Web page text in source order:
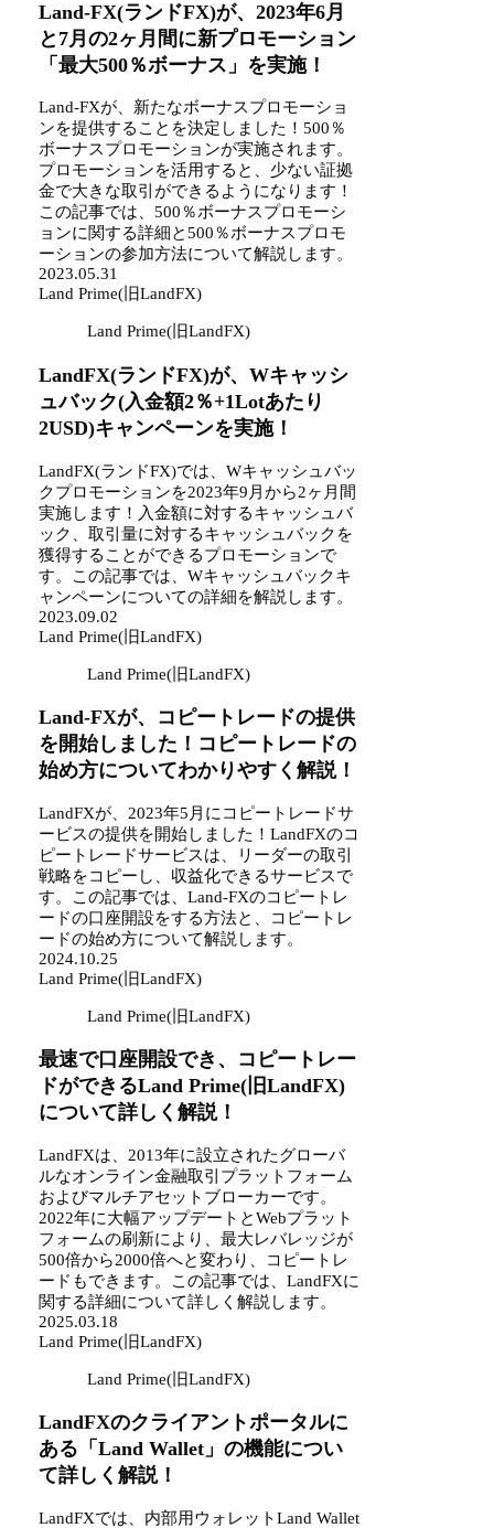
Land-FX(ランドFX)が、2023年6月
と7月の2ヶ月間に新プロモーション
「最大500％ボーナス」を実施！
Land-FXが、新たなボーナスプロモーショ
ンを提供することを決定しました！500％
ボーナスプロモーションが実施されます。
プロモーションを活用すると、少ない証拠
金で大きな取引ができるようになります！
この記事では、500％ボーナスプロモーシ
ョンに関する詳細と500％ボーナスプロモ
ーションの参加方法について解説します。
2023.05.31
Land Prime(旧LandFX)
Land Prime(旧LandFX)
LandFX(ランドFX)が、Wキャッシ
ュバック(入金額2％+1Lotあたり
2USD)キャンペーンを実施！
LandFX(ランドFX)では、Wキャッシュバッ
クプロモーションを2023年9月から2ヶ月間
実施します！入金額に対するキャッシュバ
ック、取引量に対するキャッシュバックを
獲得することができるプロモーションで
す。この記事では、Wキャッシュバックキ
ャンペーンについての詳細を解説します。
2023.09.02
Land Prime(旧LandFX)
Land Prime(旧LandFX)
Land-FXが、コピートレードの提供
を開始しました！コピートレードの
始め方についてわかりやすく解説！
LandFXが、2023年5月にコピートレードサ
ービスの提供を開始しました！LandFXのコ
ピートレードサービスは、リーダーの取引
戦略をコピーし、収益化できるサービスで
す。この記事では、Land-FXのコピートレ
ードの口座開設をする方法と、コピートレ
ードの始め方について解説します。
2024.10.25
Land Prime(旧LandFX)
Land Prime(旧LandFX)
最速で口座開設でき、コピートレー
ドができるLand Prime(旧LandFX)
について詳しく解説！
LandFXは、2013年に設立されたグローバ
ルなオンライン金融取引プラットフォーム
およびマルチアセットブローカーです。
2022年に大幅アップデートとWebプラット
フォームの刷新により、最大レバレッジが
500倍から2000倍へと変わり、コピートレ
ードもできます。この記事では、LandFXに
関する詳細について詳しく解説します。
2025.03.18
Land Prime(旧LandFX)
Land Prime(旧LandFX)
LandFXのクライアントポータルに
ある「Land Wallet」の機能につい
て詳しく解説！
LandFXでは、内部用ウォレットLand Wallet